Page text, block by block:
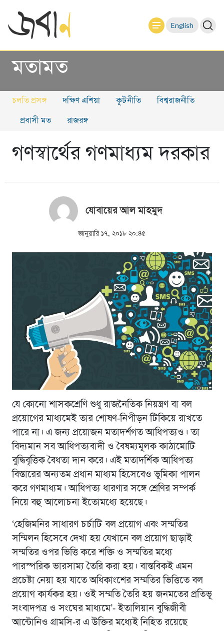
English
মতামত
চলতি প্রসঙ্গ দক্ষিণ এশিয়া কূটনীতি বিশ্বরাজনীতি
প্রবাসী মত রাজরঙ্গ
গণস্বার্থের গণমাধ্যম দরকার
যোবায়ের আল মাহমুদ
জানুয়ারি ১৭, ২০১৮ ২০:৪৫
যে কোনো শাসকশ্রেণি শুধু রাজনৈতিক নিয়ন্ত্রণ বা বল
প্রয়োগের মাধ্যমেই তার শোষণ-নিপীড়ন টিকিয়ে রাখতে
পারে না। এ জন্য প্রয়োজন মতাদর্শগত আধিপত্যও। তা
বিদ্যমান সব আধিপত্যবাদী ও বৈষম্যমূলক কাঠামোটি
বুদ্ধিবৃত্তিক বৈধতা দান করে। এই মতাদর্শিক আধিপত্য
বিস্তারের অন্যতম প্রধান মাধ্যম হিসেবেও ভূমিকা পালন
করে গণমাধ্যম। আধিপত্য ধারণার সঙ্গে শ্রেণির সম্পর্ক
নিয়ে বহু আলোচনা ইতোমধ্যে হয়েছে।
‘হেজিমনির সাধারণ চর্চাটি বল প্রয়োগ এবং সম্মতির
সম্মিলন হিসেবে দেখা হয় যেখানে বল প্রয়োগ ছাড়াই
সম্মতির ওপর ভিত্তি করে শক্তি ও সম্মতির মধ্যে
পারস্পরিক ভারসাম্য তৈরি করা হয়। বাস্তবিকই এমন
প্রচেষ্টা নেয়া হয় যাতে অধিকাংশের সম্মতির ভিত্তিতে বল
প্রয়োগ কার্যকর হয়। ওই সম্মতি তৈরি হয় জনমতের প্রতিভূ
সংবাদপত্র ও সংঘের মাধ্যমে’- ইতালিয়ান বুদ্ধিজীবী
আন্টোনিও গ্রামসি-র এ উক্তির মধ্যেই নিহিত রয়েছে